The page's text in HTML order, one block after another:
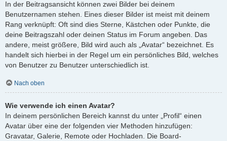
In der Beitragsansicht können zwei Bilder bei deinem
Benutzernamen stehen. Eines dieser Bilder ist meist mit deinem
Rang verknüpft: Oft sind dies Sterne, Kästchen oder Punkte, die
deine Beitragszahl oder deinen Status im Forum angeben. Das
andere, meist größere, Bild wird auch als „Avatar“ bezeichnet. Es
handelt sich hierbei in der Regel um ein persönliches Bild, welches
von Benutzer zu Benutzer unterschiedlich ist.
Nach oben
Wie verwende ich einen Avatar?
In deinem persönlichen Bereich kannst du unter „Profil“ einen
Avatar über eine der folgenden vier Methoden hinzufügen:
Gravatar, Galerie, Remote oder Hochladen. Die Board-